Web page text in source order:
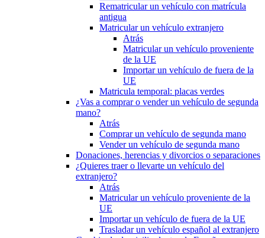
Rematricular un vehículo con matrícula
antigua
Matricular un vehículo extranjero
Atrás
Matricular un vehículo proveniente
de la UE
Importar un vehículo de fuera de la
UE
Matricula temporal: placas verdes
¿Vas a comprar o vender un vehículo de segunda
mano?
Atrás
Comprar un vehículo de segunda mano
Vender un vehículo de segunda mano
Donaciones, herencias y divorcios o separaciones
¿Quieres traer o llevarte un vehículo del
extranjero?
Atrás
Matricular un vehículo proveniente de la
UE
Importar un vehículo de fuera de la UE
Trasladar un vehículo español al extranjero